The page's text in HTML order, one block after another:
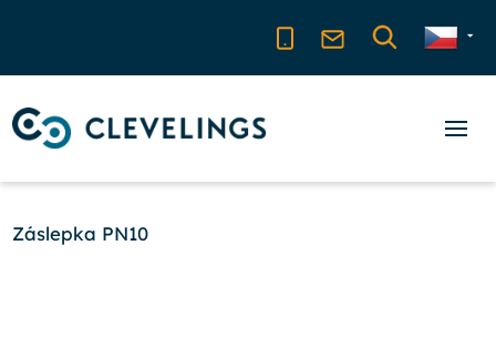
Záslepka PN10